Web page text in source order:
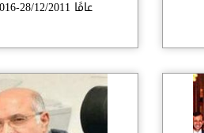
عامًا 28/12/2011-20/11/2016